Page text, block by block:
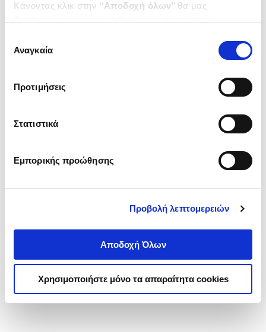
Κάνοντας κλικ στην ‘’Αποδοχή όλων’’ θα μας
ενδιαφέρουν και να επιλέξετε από τα παρακάτω με την
΄΄και να ενημερωθείτε σχετικά με
συγκατάθεσης
Αναγκαία
Προτιμήσεις
Στατιστικά
Εμπορικής προώθησης
Προβολή λεπτομερειών
Αποδοχή Όλων
Χρησιμοποιήστε μόνο τα απαραίτητα cookies